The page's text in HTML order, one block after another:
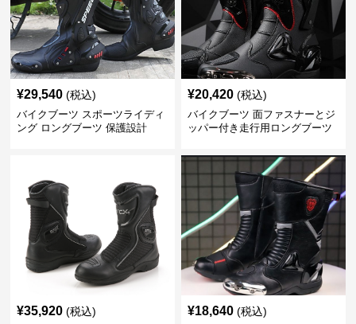
¥29,540 (税込)
バイクブーツ スポーツライディ
ング ロングブーツ 保護設計
¥20,420 (税込)
バイクブーツ 面ファスナーとジ
ッパー付き走行用ロングブーツ
¥35,920 (税込) ¥18,640 (税込)